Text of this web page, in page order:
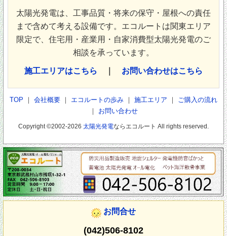
太陽光発電は、工事品質・将来の保守・屋根への責任
まで含めて考える設備です。エコルートは関東エリア
限定で、住宅用・産業用・自家消費型太陽光発電のご
相談を承っています。
施工エリアはこちら お問い合わせはこちら
TOP ｜ 会社概要 ｜ エコルートの歩み ｜ 施工エリア ｜ ご購入の流れ
｜ お問い合わせ
Copyright ©2002-2026 太陽光発電ならエコルート All rights reserved.
お問合せ
(042)506-8102